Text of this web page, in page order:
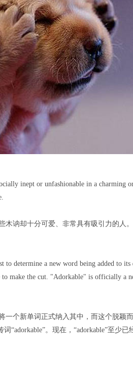
inept or unfashionable in a charming
讷却十分可爱、非常具有吸引力的人。
determine a new word being added to its
to make the cut. "Adorkable" is officially a
一个新单词正式纳入其中，而这个脱颖
“adorkable”。现在，“adorkable”至少